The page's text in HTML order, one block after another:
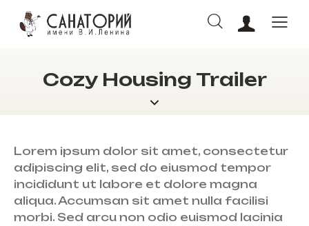
Cozy Housing Trailer
Lorem ipsum dolor sit amet, consectetur
adipiscing elit, sed do eiusmod tempor
incididunt ut labore et dolore magna
aliqua. Accumsan sit amet nulla facilisi
morbi. Sed arcu non odio euismod lacinia